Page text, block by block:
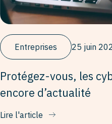
Entreprises 25 juin
Protégez-vous, les
encore d’actualité
Lire l'article